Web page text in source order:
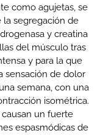
como agujetas, se
segregación de
y creatina
del músculo tras
y para la que
sensación de dolor
semana, con una
isométrica.
un fuerte
espasmódicas de